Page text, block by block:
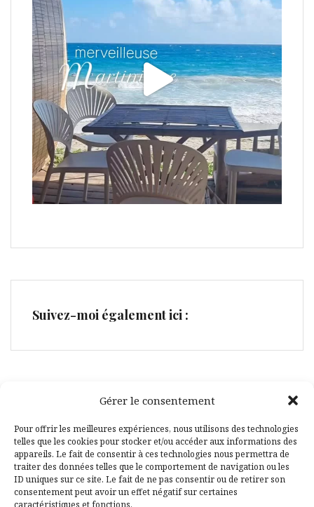
Gérer le consentement
Pour offrir les meilleures expériences, nous utilisons des technologies
telles que les cookies pour stocker et/ou accéder aux informations des
appareils. Le fait de consentir à ces technologies nous permettra de
traiter des données telles que le comportement de navigation ou les
ID uniques sur ce site. Le fait de ne pas consentir ou de retirer son
consentement peut avoir un effet négatif sur certaines
caractéristiques et fonctions.
Suivez-moi également ici :
Facebook
Pinterest